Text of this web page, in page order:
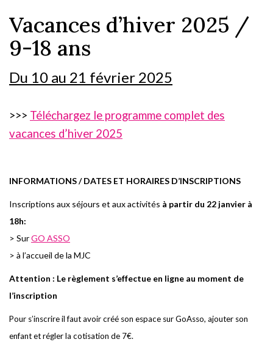
Vacances d’hiver 2025 /
9-18 ans
Du 10 au 21 février 2025
>>> Téléchargez le programme complet des
vacances d’hiver 2025
INFORMATIONS / DATES ET HORAIRES D’INSCRIPTIONS
Inscriptions aux séjours et aux activités à partir du 22 janvier à
18h:
> SurGO ASSO
> à l’accueil de la MJC
Attention : Le règlement s’effectue en ligne au moment de
l’inscription
Pour s’inscrire il faut avoir créé son espace sur GoAsso, ajouter son
enfant et régler la cotisation de 7€.